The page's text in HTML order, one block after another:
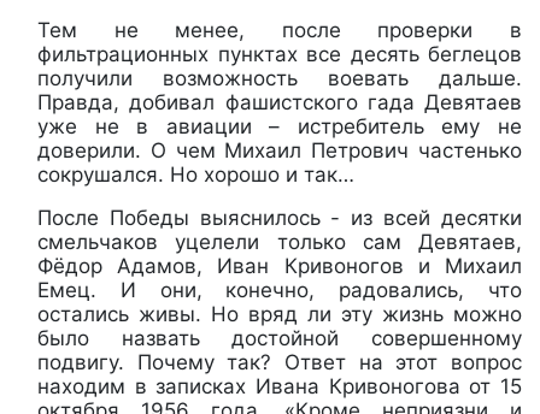
Тем не менее, после проверки в
фильтрационных пунктах все десять беглецов
получили возможность воевать дальше.
Правда, добивал фашистского гада Девятаев
уже не в авиации – истребитель ему не
доверили. О чем Михаил Петрович частенько
сокрушался. Но хорошо и так…
После Победы выяснилось - из всей десятки
смельчаков уцелели только сам Девятаев,
Фёдор Адамов, Иван Кривоногов и Михаил
Емец. И они, конечно, радовались, что
остались живы. Но вряд ли эту жизнь можно
было назвать достойной совершенному
подвигу. Почему так? Ответ на этот вопрос
находим в записках Ивана Кривоногова от 15